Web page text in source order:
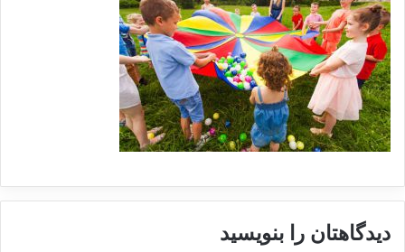
دیدگاهتان را بنویسید